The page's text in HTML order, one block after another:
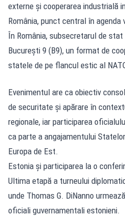
externe și cooperarea industrială
România, punct central în agenda
În România, subsecretarul de
București 9 (B9), un format de
statele de pe flancul estic al
Evenimentul are ca obiectiv
de securitate și apărare în
regionale, iar participarea
ca parte a angajamentului
Europa de Est.
Estonia și participarea la o
Ultima etapă a turneului
unde Thomas G. DiNanno
oficiali guvernamentali estonieni.